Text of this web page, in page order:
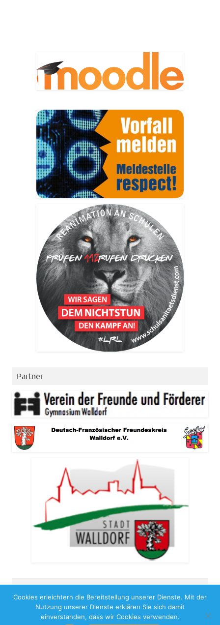
Partner
Copyright 2026
Impressum
Benutzungshinweise Datenschutz
Cookies erleichtern die Bereitstellung unserer Dienste. Mit der
Nutzung unserer Dienste erklären Sie sich damit
einverstanden, dass wir Cookies verwenden.